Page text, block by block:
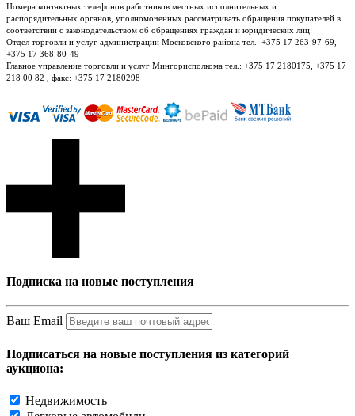
Номера контактных телефонов работников местных исполнительных и
распорядительных органов, уполномоченных рассматривать обращения покупателей в
соответствии с законодательством об обращениях граждан и юридических лиц:
Отдел торговли и услуг администрации Московского района тел.: +375 17 263-97-69,
+375 17 368-80-49
Главное управление торговли и услуг Мингорисполкома тел.: +375 17 2180175, +375 17
218 00 82 , факс: +375 17 2180298
Подписка на новые поступления
Ваш Email
Подписаться на новые поступления из категорий
аукциона:
Недвижимость